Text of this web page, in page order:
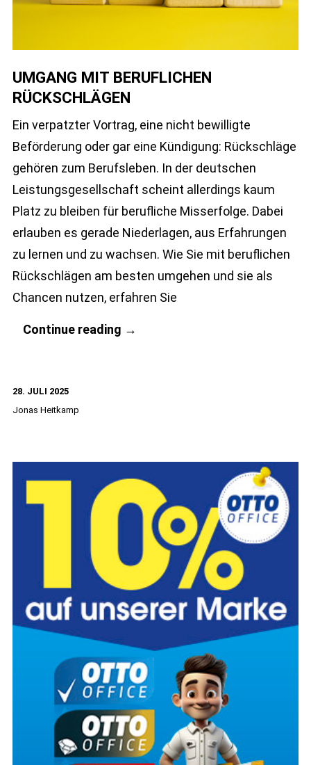
UMGANG MIT BERUFLICHEN
RÜCKSCHLÄGEN
Ein verpatzter Vortrag, eine nicht bewilligte
Beförderung oder gar eine Kündigung: Rückschläge
gehören zum Berufsleben. In der deutschen
Leistungsgesellschaft scheint allerdings kaum
Platz zu bleiben für berufliche Misserfolge. Dabei
erlauben es gerade Niederlagen, aus Erfahrungen
zu lernen und zu wachsen. Wie Sie mit beruflichen
Rückschlägen am besten umgehen und sie als
Chancen nutzen, erfahren Sie
Continue reading Umgang
→
28. JULI 2025
Jonas Heitkamp